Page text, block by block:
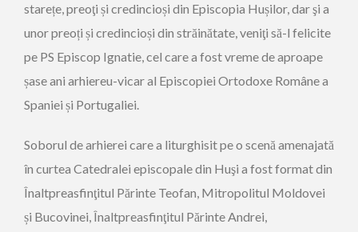
starețe, preoţi și credincioși din Episcopia Hușilor, dar şi a
unor preoți și credincioși din străinătate, veniţi să-l felicite
pe PS Episcop Ignatie, cel care a fost vreme de aproape
șase ani arhiereu-vicar al Episcopiei Ortodoxe Române a
Spaniei și Portugaliei.
Soborul de arhierei care a liturghisit pe o scenă amenajată
în curtea Catedralei episcopale din Huşi a fost format din
Înaltpreasfinţitul Părinte Teofan, Mitropolitul Moldovei
și Bucovinei, Înaltpreasfinţitul Părinte Andrei,